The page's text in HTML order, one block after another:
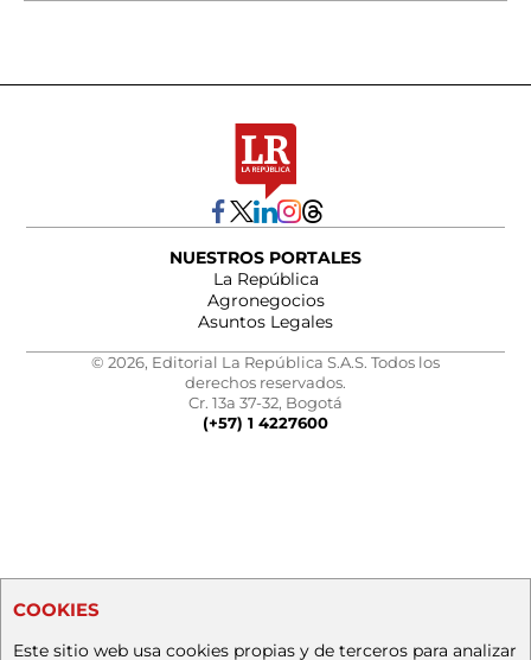
NUESTROS PORTALES
La República
Agronegocios
Asuntos Legales
© 2026, Editorial La República S.A.S. Todos los
derechos reservados.
Cr. 13a 37-32, Bogotá
(+57) 1 4227600
COOKIES
Este sitio web usa cookies propias y de terceros para analizar